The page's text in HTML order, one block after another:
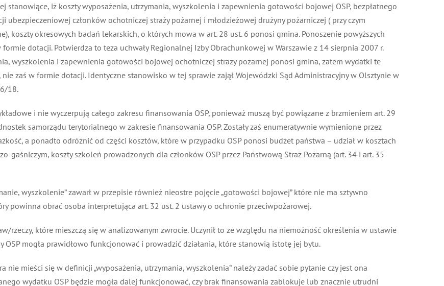
iż koszty wyposażenia, utrzymania, wyszkolenia i zapewnienia gotowości bojowej OSP, bezpłatnego
członków ochotniczej straży pożarnej i młodzieżowej drużyny pożarniczej ( przy czym
koszty okresowych badań lekarskich, o których mowa w art. 28 ust. 6 ponosi gmina. Ponoszenie powyższych
dotacji. Potwierdza to teza uchwały Regionalnej Izby Obrachunkowej w Warszawie z 14 sierpnia 2007 r.
wyszkolenia i zapewnienia gotowości bojowej ochotniczej straży pożarnej ponosi gmina, zatem wydatki te
zaś w formie dotacji. Identyczne stanowisko w tej sprawie zajął Wojewódzki Sąd Administracyjny w Olsztynie w
18.
i nie wyczerpują całego zakresu finansowania OSP, ponieważ muszą być powiązane z brzmieniem art. 29
samorządu terytorialnego w zakresie finansowania OSP. Zostały zaś enumeratywnie wymienione przez
a ponadto odróżnić od części kosztów, które w przypadku OSP ponosi budżet państwa – udział w kosztach
gaśniczym, koszty szkoleń prowadzonych dla członków OSP przez Państwową Straż Pożarną (art. 34 i art. 35
wyszkolenie” zawarł w przepisie również nieostre pojęcie „gotowości bojowej” które nie ma sztywno
powinna obrać osoba interpretująca art. 32 ust. 2 ustawy o ochronie przeciwpożarowej.
rzeczy, które mieszczą się w analizowanym zwrocie. Uczynił to ze względu na niemożność określenia w ustawie
mogła prawidłowo funkcjonować i prowadzić działania, które stanowią istotę jej bytu.
mieści się w definicji „wyposażenia, utrzymania, wyszkolenia” należy zadać sobie pytanie czy jest ona
wydatku OSP będzie mogła dalej funkcjonować, czy brak finansowania zablokuje lub znacznie utrudni